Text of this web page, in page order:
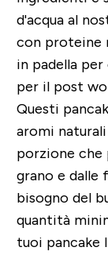
d'acqua al
con proteine
in padella
per il post
Questi
aromi
porzione che
grano e dalle
bisogno del
quantità
tuoi pancake